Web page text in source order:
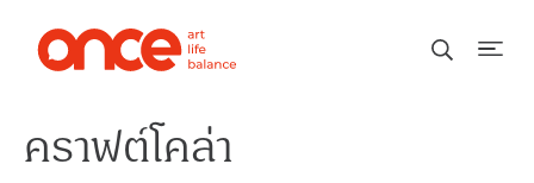
คราฟต์โคล่า